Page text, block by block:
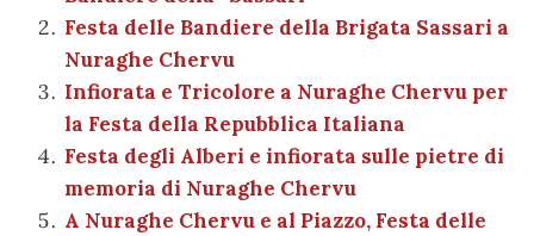
o
k
p
vi
di
Festa delle Bandiere della Brigata Sassari a
Nuraghe Chervu
Infiorata e Tricolore a Nuraghe Chervu per
la Festa della Repubblica Italiana
Festa degli Alberi e infiorata sulle pietre di
memoria di Nuraghe Chervu
A Nuraghe Chervu e al Piazzo, Festa delle